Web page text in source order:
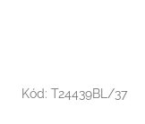
Kód: T24439BL/37